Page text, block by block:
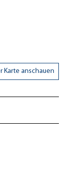
Karte anschauen